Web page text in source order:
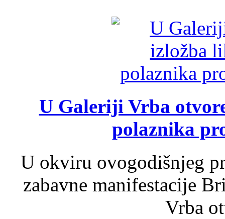
U Galeriji Vrba
polaznika
U okviru ovogodišnjeg
zabavne manifestacije
Vrba